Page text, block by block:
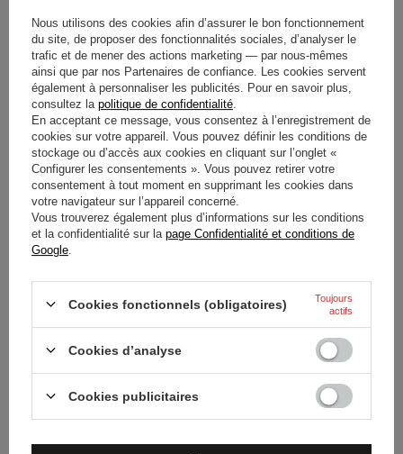
T-SHIRT TEAM MCLAREN F1
2026 ENFANT
55,60 € / article
SWEAT TEAM MCLAREN F1
2026 ENFANT
90,50 € / article
POLO TEAM MCLAREN F1
90,50 € / article
T-SHIRT HOMME TEAM
MCLAREN F1 2026
81,20 € / article
Nous utilisons des cookies afin d’assurer le bon fonctionnement
du site, de proposer des fonctionnalités sociales, d’analyser le
trafic et de mener des actions marketing — par nous-mêmes
ainsi que par nos Partenaires de confiance. Les cookies servent
également à personnaliser les publicités. Pour en savoir plus,
consultez la politique de confidentialité
En acceptant ce message, vous consentez à l’enregistrement de
cookies sur votre appareil. Vous pouvez définir les conditions de
stockage ou d’accès aux cookies en cliquant sur l’onglet «
Configurer les consentements ». Vous pouvez retirer votre
consentement à tout moment en supprimant les cookies dans
votre navigateur sur l’appareil concerné.
Vous trouverez également plus d’informations sur les conditions
et la confidentialité sur la page Confidentialité et conditions de
Google
Cookies fonctionnels (obligatoires)
Toujours
actifs
Cookies d’analyse
Cookies publicitaires